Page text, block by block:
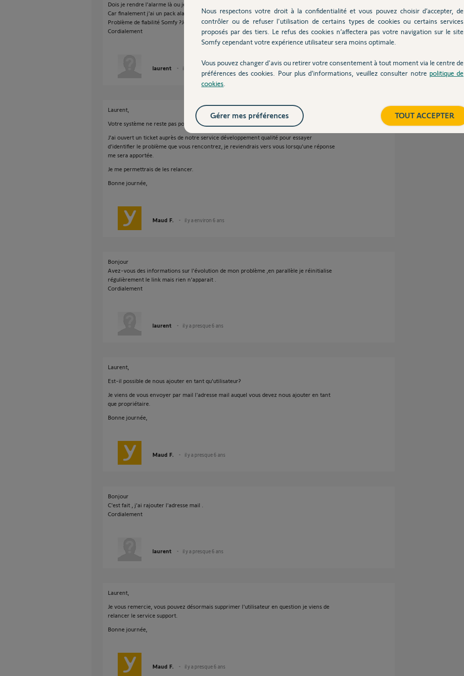
Dois je rendre l'alarme là ou je l'ai acheté et me faire rembourser ?
Car finalement j'ai un pack alarme pas utilisable à 100%
Problème de fiabilité Somfy ?Je pensait être tranquille en achetant une marque .
Cordialement
laurent il y a environ 6 ans
Laurent,
Votre système ne reste pas pour autant non fonctionnel.
J'ai ouvert un ticket auprès de notre service développement qualité pour essayer
d’identifier le problème que vous rencontrez, je reviendrais vers vous lorsqu'une réponse
me sera apportée.
Je me permettrais de les relancer.
Bonne journée,
Maud F. il y a environ 6 ans
Bonjour
Avez-vous des informations sur l'évolution de mon problème ,en parallèle je réinitialise
régulièrement le link mais rien n'apparait .
Cordialement
laurent il y a presque 6 ans
Laurent,
Est-il possible de nous ajouter en tant qu'utilisateur?
Je viens de vous envoyer par mail l'adresse mail auquel vous devez nous ajouter en tant
que propriétaire.
Bonne journée,
Maud F. il y a presque 6 ans
Bonjour
C'est fait , j'ai rajouter l'adresse mail .
Cordialement
laurent il y a presque 6 ans
Laurent,
Je vous remercie, vous pouvez désormais supprimer l'utilisateur en question je viens de
relancer le service support.
Bonne journée,
Maud F. il y a presque 6 ans
Nous respectons votre droit à la confidentialité et vous pouvez choisir d’accepter, de
contrôler ou de refuser l'utilisation de certains types de cookies ou certains services
proposés par des tiers. Le refus des cookies n’affectera pas votre navigation sur le site
Somfy cependant votre expérience utilisateur sera moins optimale.
Vous pouvez changer d'avis ou retirer votre consentement à tout moment via le centre de
préférences des cookies. Pour plus d’informations, veuillez consulter notre politique de
cookies
TOUT ACCEPTER
Gérer mes préférences